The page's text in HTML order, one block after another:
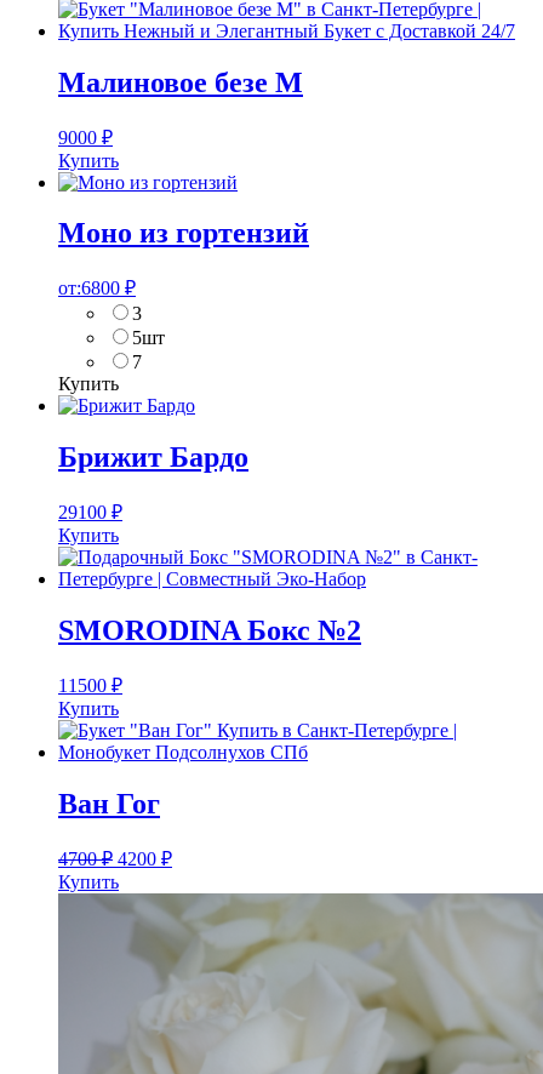
Малиновое безе M
9000 ₽
Купить
Моно из гортензий
от:6800 ₽
3
5шт
7
Купить
Брижит Бардо
29100 ₽
Купить
SMORODINA Бокс №2
11500 ₽
Купить
Ван Гог
4700₽ 4200 ₽
Купить